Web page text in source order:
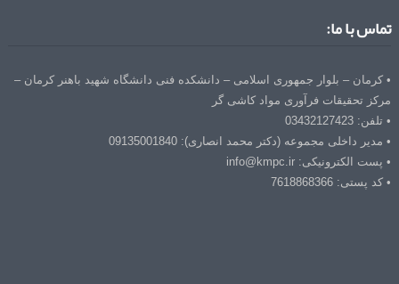
تماس با ما:
• کرمان – بلوار جمهوری اسلامی – دانشکده فنی دانشگاه شهید باهنر کرمان –
مرکز تحقیقات فرآوری مواد کاشی گر
• تلفن: 03432127423
• مدیر داخلی مجموعه (دکتر محمد انصاری): 09135001840
• پست الکترونیکی: info@kmpc.ir
• کد پستی: 7618868366